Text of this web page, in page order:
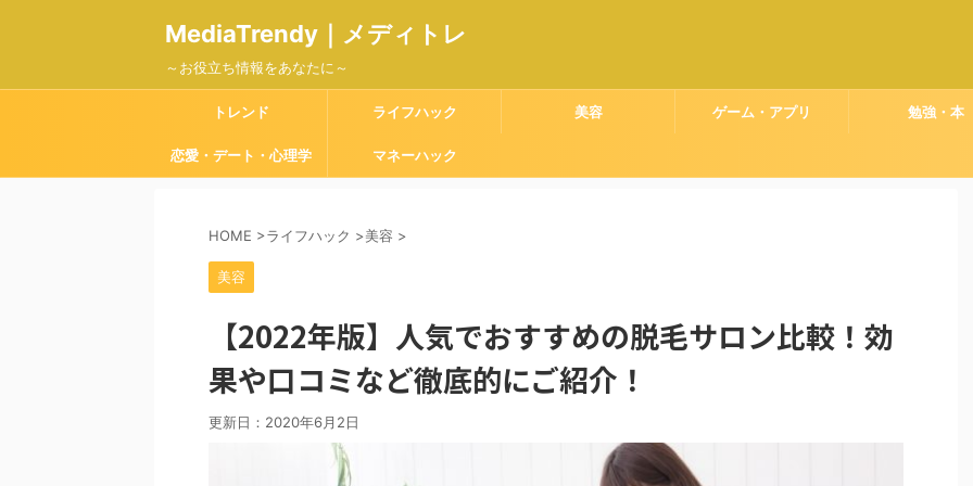
MediaTrendy｜メディトレ
～お役立ち情報をあなたに～
トレンド ライフハック 美容 ゲーム・アプリ 勉強・本
恋愛・デート・心理学 マネーハック
HOME >ライフハック >美容 >
美容
【2022年版】人気でおすすめの脱毛サロン比較！効
果や口コミなど徹底的にご紹介！
更新日： 2020年6月2日